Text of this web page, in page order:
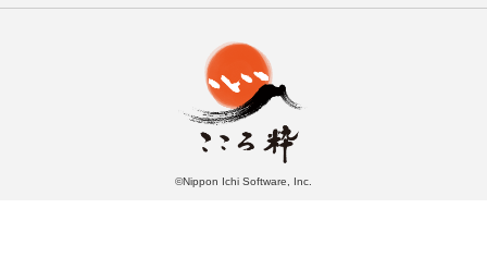
©Nippon Ichi Software, Inc.